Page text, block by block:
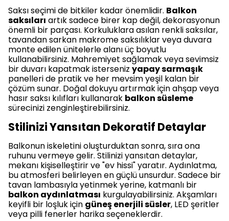
Saksı seçimi de bitkiler kadar önemlidir. Balkon
saksıları artık sadece birer kap değil, dekorasyonun
önemli bir parçası. Korkuluklara asılan renkli saksılar,
tavandan sarkan makrome saksılıklar veya duvara
monte edilen ünitelerle alanı üç boyutlu
kullanabilirsiniz. Mahremiyet sağlamak veya sevimsiz
bir duvarı kapatmak isterseniz yapay sarmaşık
panelleri de pratik ve her mevsim yeşil kalan bir
çözüm sunar. Doğal dokuyu artırmak için ahşap veya
hasır saksı kılıfları kullanarak balkon süsleme
sürecinizi zenginleştirebilirsiniz.
Stilinizi Yansıtan Dekoratif Detaylar
Balkonun iskeletini oluşturduktan sonra, sıra ona
ruhunu vermeye gelir. Stilinizi yansıtan detaylar,
mekanı kişiselleştirir ve "ev hissi" yaratır. Aydınlatma,
bu atmosferi belirleyen en güçlü unsurdur. Sadece bir
tavan lambasıyla yetinmek yerine, katmanlı bir
balkon aydınlatması kurgulayabilirsiniz. Akşamları
keyifli bir loşluk için güneş enerjili süsler, LED şeritler
veya pilli fenerler harika seçeneklerdir.